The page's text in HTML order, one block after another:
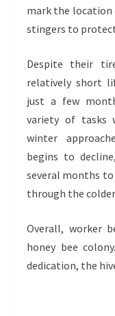
mark the location
stingers to
Despite their
relatively short
just a few
variety of tasks
winter
begins to
several months
through the
Overall, worker
honey bee
dedication, the